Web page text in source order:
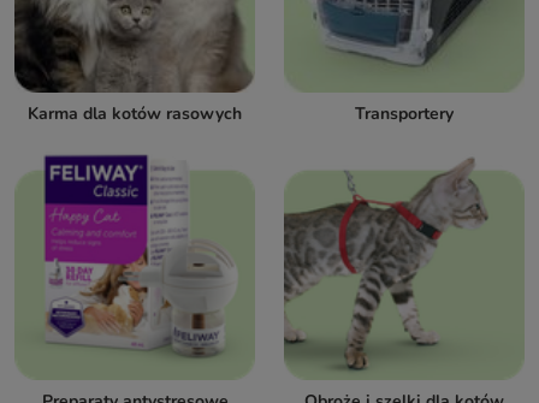
Karma dla kotów rasowych Transportery